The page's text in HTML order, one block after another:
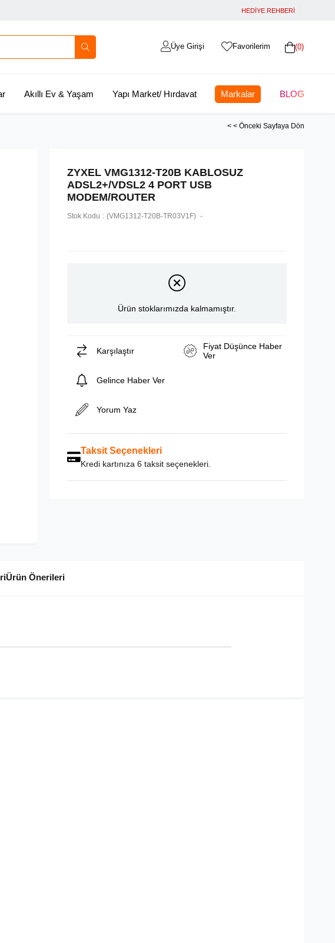
HEDİYE REHBERİ
0
Favorilerim
Üye Girişi
Akıllı Ev & Yaşam Yapı Market/ Hırdavat Markalar BLOG
< < Önceki Sayfaya Dön
ZYXEL VMG1312-T20B KABLOSUZ
ADSL2+/VDSL2 4 PORT USB
MODEM/ROUTER
Stok Kodu (VMG1312-T20B-TR03V1F)
Ürün stoklarımızda kalmamıştır.
Karşılaştır
Fiyat Düşünce Haber
Ver
Gelince Haber Ver
Yorum Yaz
Taksit Seçenekleri
Kredi kartınıza 6 taksit seçenekleri.
Ürün Önerileri